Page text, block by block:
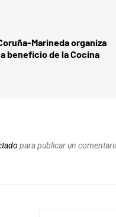
Marineda organiza
beneficio de la Cocina
para publicar un